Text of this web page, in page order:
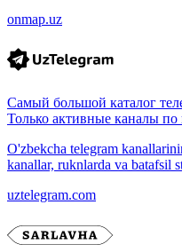
onmap.uz
Самый большой каталог
Только активные каналы по
O'zbekcha telegram
kanallar, ruknlarda va batafsil
uztelegram.com